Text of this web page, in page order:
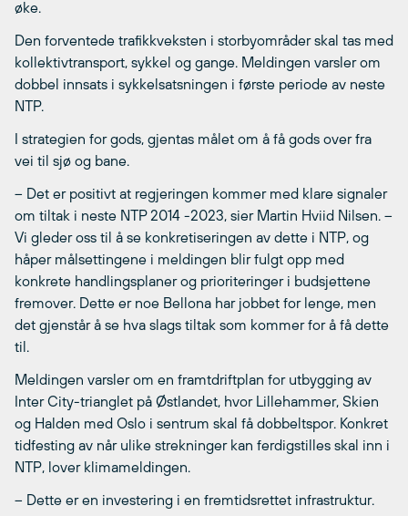
øke.
Den forventede trafikkveksten i storbyområder skal tas med
kollektivtransport, sykkel og gange. Meldingen varsler om
dobbel innsats i sykkelsatsningen i første periode av neste
NTP.
I strategien for gods, gjentas målet om å få gods over fra
vei til sjø og bane.
– Det er positivt at regjeringen kommer med klare signaler
om tiltak i neste NTP 2014 -2023, sier Martin Hviid Nilsen. –
Vi gleder oss til å se konkretiseringen av dette i NTP, og
håper målsettingene i meldingen blir fulgt opp med
konkrete handlingsplaner og prioriteringer i budsjettene
fremover. Dette er noe Bellona har jobbet for lenge, men
det gjenstår å se hva slags tiltak som kommer for å få dette
til.
Meldingen varsler om en framtdriftplan for utbygging av
Inter City-trianglet på Østlandet, hvor Lillehammer, Skien
og Halden med Oslo i sentrum skal få dobbeltspor. Konkret
tidfesting av når ulike strekninger kan ferdigstilles skal inn i
NTP, lover klimameldingen.
– Dette er en investering i en fremtidsrettet infrastruktur.